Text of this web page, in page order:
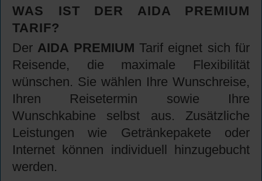
WAS IST DER AIDA PREMIUM
TARIF?
Der AIDA PREMIUM Tarif eignet sich für
Reisende, die maximale Flexibilität
wünschen. Sie wählen Ihre Wunschreise,
Ihren Reisetermin sowie Ihre
Wunschkabine selbst aus. Zusätzliche
Leistungen wie Getränkepakete oder
Internet können individuell hinzugebucht
werden.